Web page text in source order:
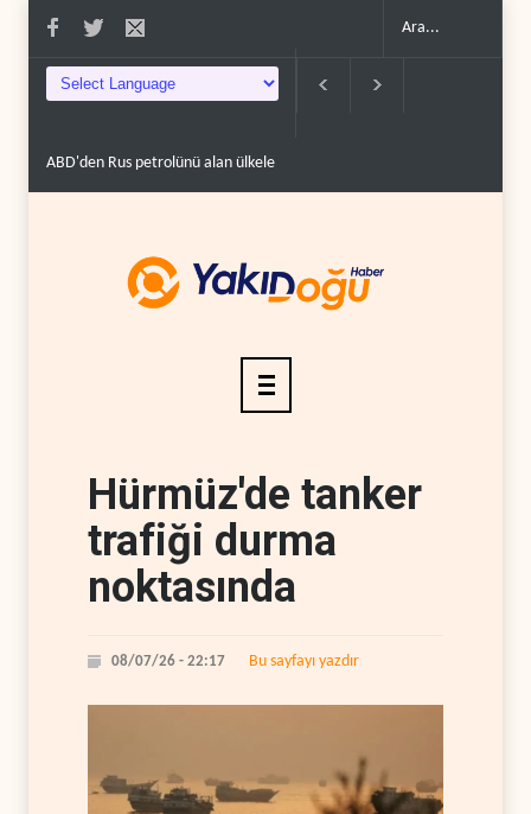
100'e varan g�.. Demokratlar Trump için azil süreci yerine soruşturma
Hürmüz'de tanker
trafiği durma
noktasında
08/07/26 - 22:17 Bu sayfayı yazdır